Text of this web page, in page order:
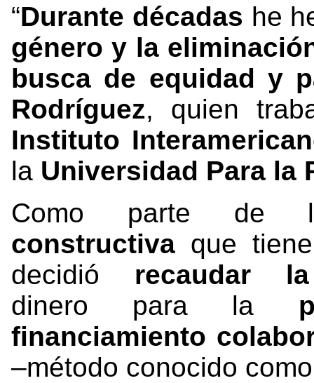
“Durante décadas he
género y la
busca de equidad y
Rodríguez, quien
Instituto
la Universidad Para la
Como parte
constructiva que
decidió recaudar
dinero para la
financiamiento
–método conocido